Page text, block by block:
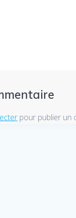
pour publier un